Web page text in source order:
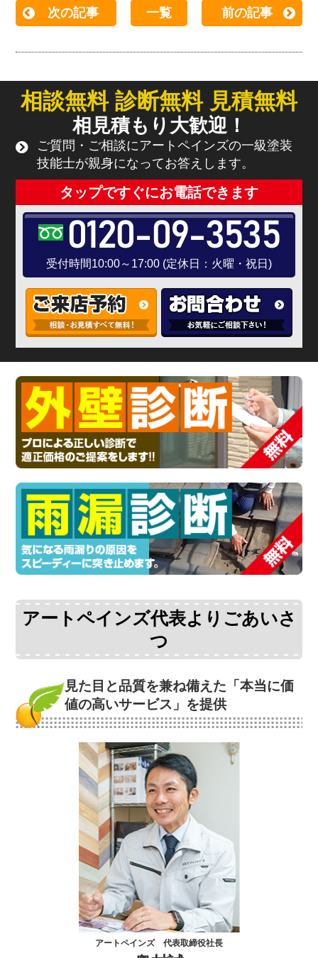
次の記事 一覧 前の記事
相談無料 診断無料 見積無料
相見積もり大歓迎！
ご質問・ご相談にアートペインズの一級塗装
技能士が親身になってお答えします。
タップですぐにお電話できます
0120-09-3535
受付時間10:00～17:00 (定休日：火曜・祝日)
アートペインズ代表よりごあいさ
つ
見た目と品質を兼ね備えた 「本当に価
値の高いサービス」を提供
アートペインズ 代表取締役社長